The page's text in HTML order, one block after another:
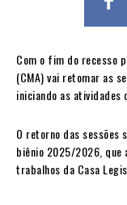
Com o fim do recesso
(CMA) vai retomar as
iniciando as atividades
O retorno das sessões
biênio 2025/2026, que
trabalhos da Casa